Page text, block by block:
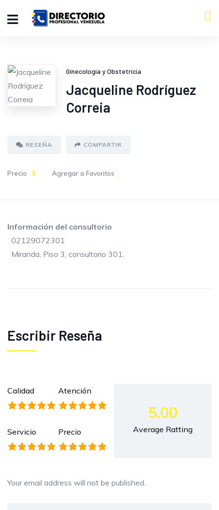
Ginecología y Obstetricia
Jacqueline Rodríguez
Correia
RESEÑA COMPARTIR
Precio $ Agregar a Favoritos
Información del consultorio
02129072301
Miranda, Piso 3, consultorio 301.
Escribir Reseña
Calidad Atención
Servicio Precio
5.00
Average Ratting
Your email address will not be published.